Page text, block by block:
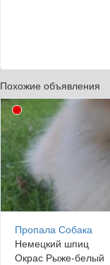
Похожие объявления
Пропала Собака
Немецкий шпиц
Окрас Рыже-белый